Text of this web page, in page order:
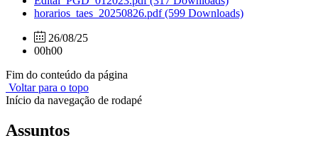
horarios_taes_20250826.pdf(599 Downloads)
26/08/25
00h00
Fim do conteúdo da página
Voltar para o topo
Início da navegação de rodapé
Assuntos